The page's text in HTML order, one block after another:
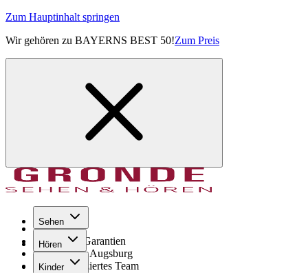
Zum Hauptinhalt springen
Wir gehören zu BAYERNS BEST 50!Zum Preis
Sehen
Hören
Kinder
Seit 1971
GRONDE Garantien
8× im Raum Augsburg
Hochqualifiziertes Team